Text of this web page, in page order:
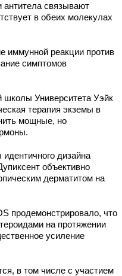
антитела связывают
в обеих молекулах
иммунной реакции против
симптомов
Университета Уэйк
терапия экземы в
мощные, но
дизайна
объективно
дерматитом на
продемонстрировало, что
на протяжении
усиление
в том числе с участием